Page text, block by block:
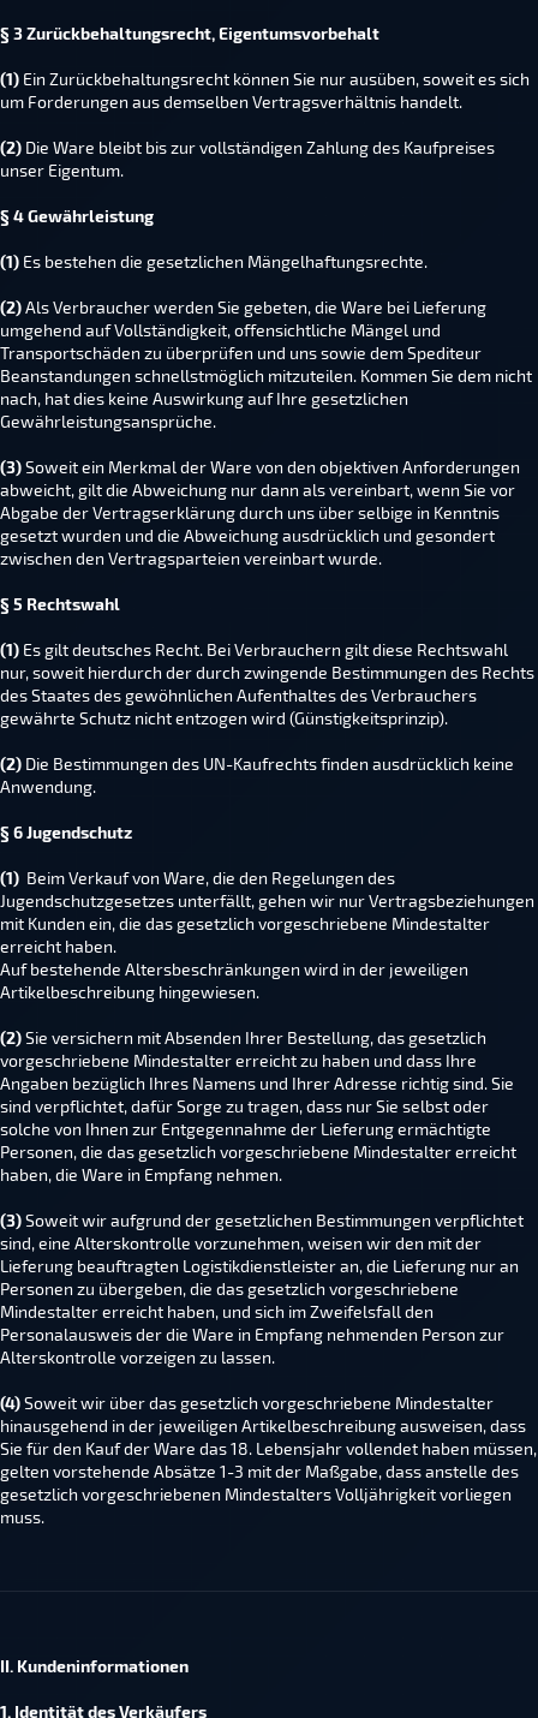
§ 3 Zurückbehaltungsrecht, Eigentumsvorbehalt
(1) Ein Zurückbehaltungsrecht können Sie nur ausüben, soweit es sich
um Forderungen aus demselben Vertragsverhältnis handelt.
(2) Die Ware bleibt bis zur vollständigen Zahlung des Kaufpreises
unser Eigentum.
§ 4 Gewährleistung
(1) Es bestehen die gesetzlichen Mängelhaftungsrechte.
(2)Als Verbraucher werden Sie gebeten, die Ware bei Lieferung
umgehend auf Vollständigkeit, offensichtliche Mängel und
Transportschäden zu überprüfen und uns sowie dem Spediteur
Beanstandungen schnellstmöglich mitzuteilen. Kommen Sie dem nicht
nach, hat dies keine Auswirkung auf Ihre gesetzlichen
Gewährleistungsansprüche.
(3)Soweit ein Merkmal der Ware von den objektiven Anforderungen
abweicht, gilt die Abweichung nur dann als vereinbart, wenn Sie vor
Abgabe der Vertragserklärung durch uns über selbige in Kenntnis
gesetzt wurden und die Abweichung ausdrücklich und gesondert
zwischen den Vertragsparteien vereinbart wurde.
§ 5 Rechtswahl
(1) Es gilt deutsches Recht. Bei Verbrauchern gilt diese Rechtswahl
nur, soweit hierdurch der durch zwingende Bestimmungen des Rechts
des Staates des gewöhnlichen Aufenthaltes des Verbrauchers
gewährte Schutz nicht entzogen wird (Günstigkeitsprinzip).
(2) Die Bestimmungen des UN-Kaufrechts finden ausdrücklich keine
Anwendung.
§ 6 Jugendschutz
(1) Beim Verkauf von Ware, die den Regelungen des
Jugendschutzgesetzes unterfällt, gehen wir nur Vertragsbeziehungen
mit Kunden ein, die das gesetzlich vorgeschriebene Mindestalter
erreicht haben.
Auf bestehende Altersbeschränkungen wird in der jeweiligen
Artikelbeschreibung hingewiesen.
(2)Sie versichern mit Absenden Ihrer Bestellung, das gesetzlich
vorgeschriebene Mindestalter erreicht zu haben und dass Ihre
Angaben bezüglich Ihres Namens und Ihrer Adresse richtig sind. Sie
sind verpflichtet, dafür Sorge zu tragen, dass nur Sie selbst oder
solche von Ihnen zur Entgegennahme der Lieferung ermächtigte
Personen, die das gesetzlich vorgeschriebene Mindestalter erreicht
haben, die Ware in Empfang nehmen.
(3)Soweit wir aufgrund der gesetzlichen Bestimmungen verpflichtet
sind, eine Alterskontrolle vorzunehmen, weisen wir den mit der
Lieferung beauftragten Logistikdienstleister an, die Lieferung nur an
Personen zu übergeben, die das gesetzlich vorgeschriebene
Mindestalter erreicht haben, und sich im Zweifelsfall den
Personalausweis der die Ware in Empfang nehmenden Person zur
Alterskontrolle vorzeigen zu lassen.
(4)Soweit wir über das gesetzlich vorgeschriebene Mindestalter
hinausgehend in der jeweiligen Artikelbeschreibung ausweisen, dass
Sie für den Kauf der Ware das 18. Lebensjahr vollendet haben müssen,
gelten vorstehende Absätze 1-3 mit der Maßgabe, dass anstelle des
gesetzlich vorgeschriebenen Mindestalters Volljährigkeit vorliegen
muss.
II. Kundeninformationen
1. Identität des Verkäufers